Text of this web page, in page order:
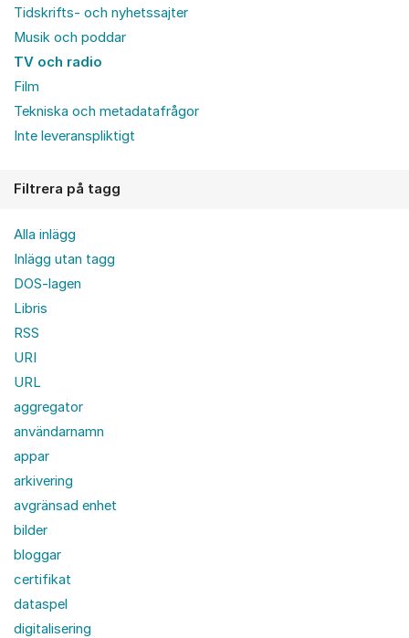
Tidskrifts- och nyhetssajter
Musik och poddar
TV och radio
Film
Tekniska och metadatafrågor
Inte leveranspliktigt
Filtrera på tagg
Alla inlägg
Inlägg utan tagg
DOS-lagen
Libris
RSS
URI
URL
aggregator
användarnamn
appar
arkivering
avgränsad enhet
bilder
bloggar
certifikat
dataspel
digitalisering